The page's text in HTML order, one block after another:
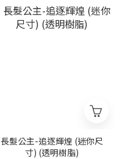
長髮公主-追逐輝煌 (迷你尺
寸) (透明樹脂)